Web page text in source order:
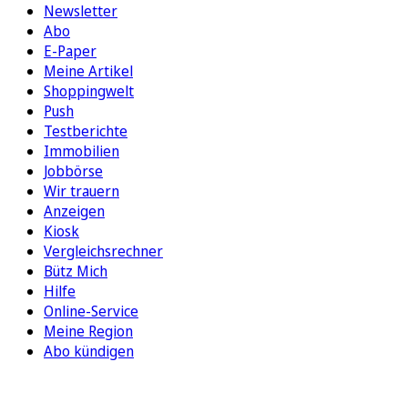
Newsletter
Abo
E-Paper
Meine Artikel
Shoppingwelt
Push
Testberichte
Immobilien
Jobbörse
Wir trauern
Anzeigen
Kiosk
Vergleichsrechner
Bütz Mich
Hilfe
Online-Service
Meine Region
Abo kündigen